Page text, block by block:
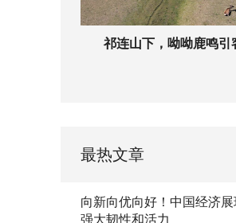
祁连山下，呦呦鹿鸣引
最热文章
向新向优向好！中国经济展
强大韧性和活力